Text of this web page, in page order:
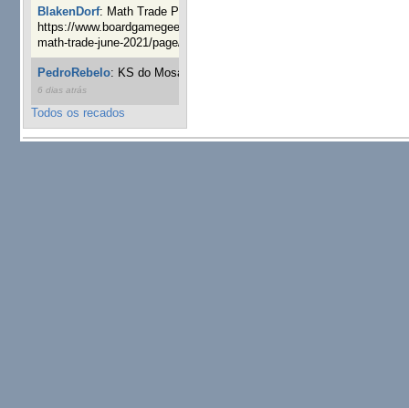
BlakenDorf: Math Trade Portuguesa a decorrer. Aqui:
https://www.boardgamegeek.com/geeklist/286035/portugal-
math-trade-june-2021/page/1
PedroRebelo: KS do Mosaic em 10 minutos :)
6 dias atrás
Todos os recados